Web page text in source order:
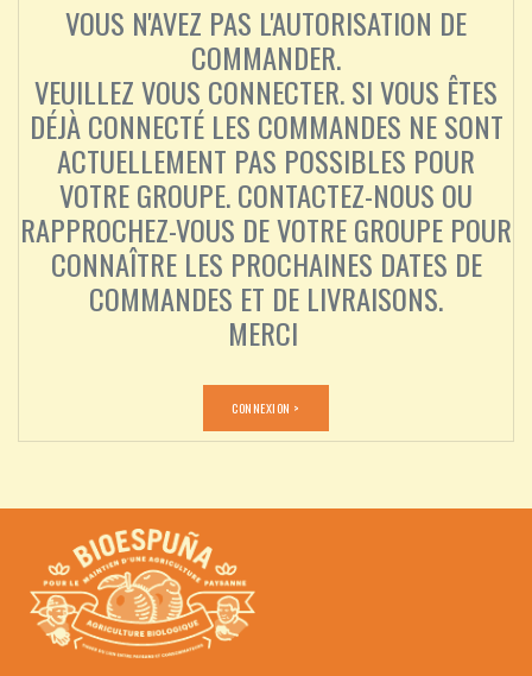
VOUS N'AVEZ PAS L'AUTORISATION DE
COMMANDER.
VEUILLEZ VOUS CONNECTER. SI VOUS ÊTES
DÉJÀ CONNECTÉ LES COMMANDES NE SONT
ACTUELLEMENT PAS POSSIBLES POUR
VOTRE GROUPE. CONTACTEZ-NOUS OU
RAPPROCHEZ-VOUS DE VOTRE GROUPE POUR
CONNAÎTRE LES PROCHAINES DATES DE
COMMANDES ET DE LIVRAISONS.
MERCI
CONNEXION >